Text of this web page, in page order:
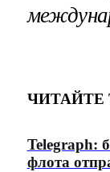
ЧИТАЙТЕ
Telegraph:
флота